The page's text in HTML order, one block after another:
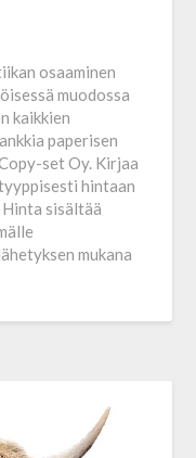
osaaminen
muodossa
kaikkien
paperisen
set Oy. Kirjaa
hintaan
Hinta sisältää
mukana